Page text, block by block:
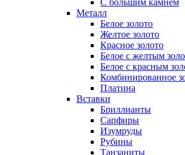
С большим камнем
Металл
Белое золото
Желтое золото
Красное золото
Белое с желтым
Белое с красным
Комбинированное
Платина
Вставки
Бриллианты
Сапфиры
Изумруды
Рубины
Танзаниты